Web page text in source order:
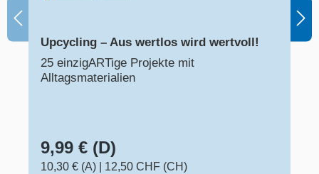
Upcycling – Aus wertlos wird wertvoll!
25 einzigARTige Projekte mit
Alltagsmaterialien
9,99 € (D)
10,30 € (A)
12,50 CHF (CH)